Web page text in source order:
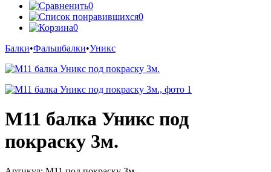
0
0
0
Балки•Фальшбалки•Уникс
М11 балка Уникс под
покраску 3м.